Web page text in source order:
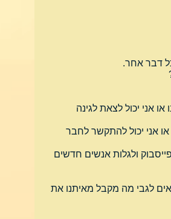
דבר אחר.
אני יכול לצאת לגינה
אני יכול להתקשר לחבר
ולגלות אנשים חדשים
לגבי מה מקבל מאיתנו את